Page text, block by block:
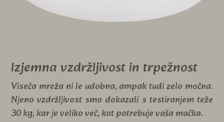
Izjemna vzdržljivost in trpežnost
Viseča mreža ni le udobna, ampak tudi zelo močna.
Njeno vzdržljivost smo dokazali s testiranjem teže
30 kg, kar je veliko več, kot potrebuje vaša mačka.